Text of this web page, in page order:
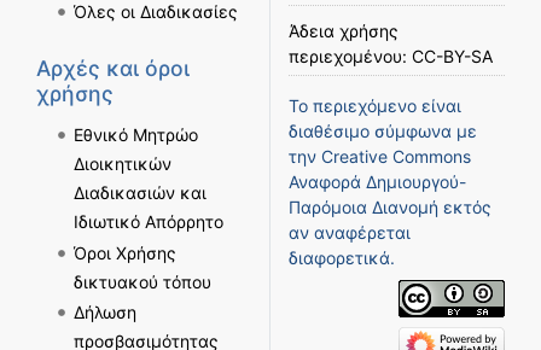
Όλες οι Διαδικασίες
Αρχές και όροι
χρήσης
Εθνικό Μητρώο
Διοικητικών
Διαδικασιών και
Ιδιωτικό Απόρρητο
Όροι Χρήσης
δικτυακού τόπου
Δήλωση
προσβασιμότητας
Άδεια χρήσης
περιεχομένου: CC-BY-SA
Το περιεχόμενο είναι
διαθέσιμο σύμφωνα με
την Creative Commons
Αναφορά Δημιουργού-
Παρόμοια Διανομή εκτός
αν αναφέρεται
διαφορετικά.